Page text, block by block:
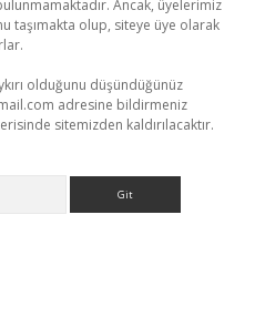
Ancak, üyelerimiz
taşımakta olup, siteye üye olarak
olduğunu düşündüğünüz
adresine bildirmeniz
sitemizden kaldırılacaktır.